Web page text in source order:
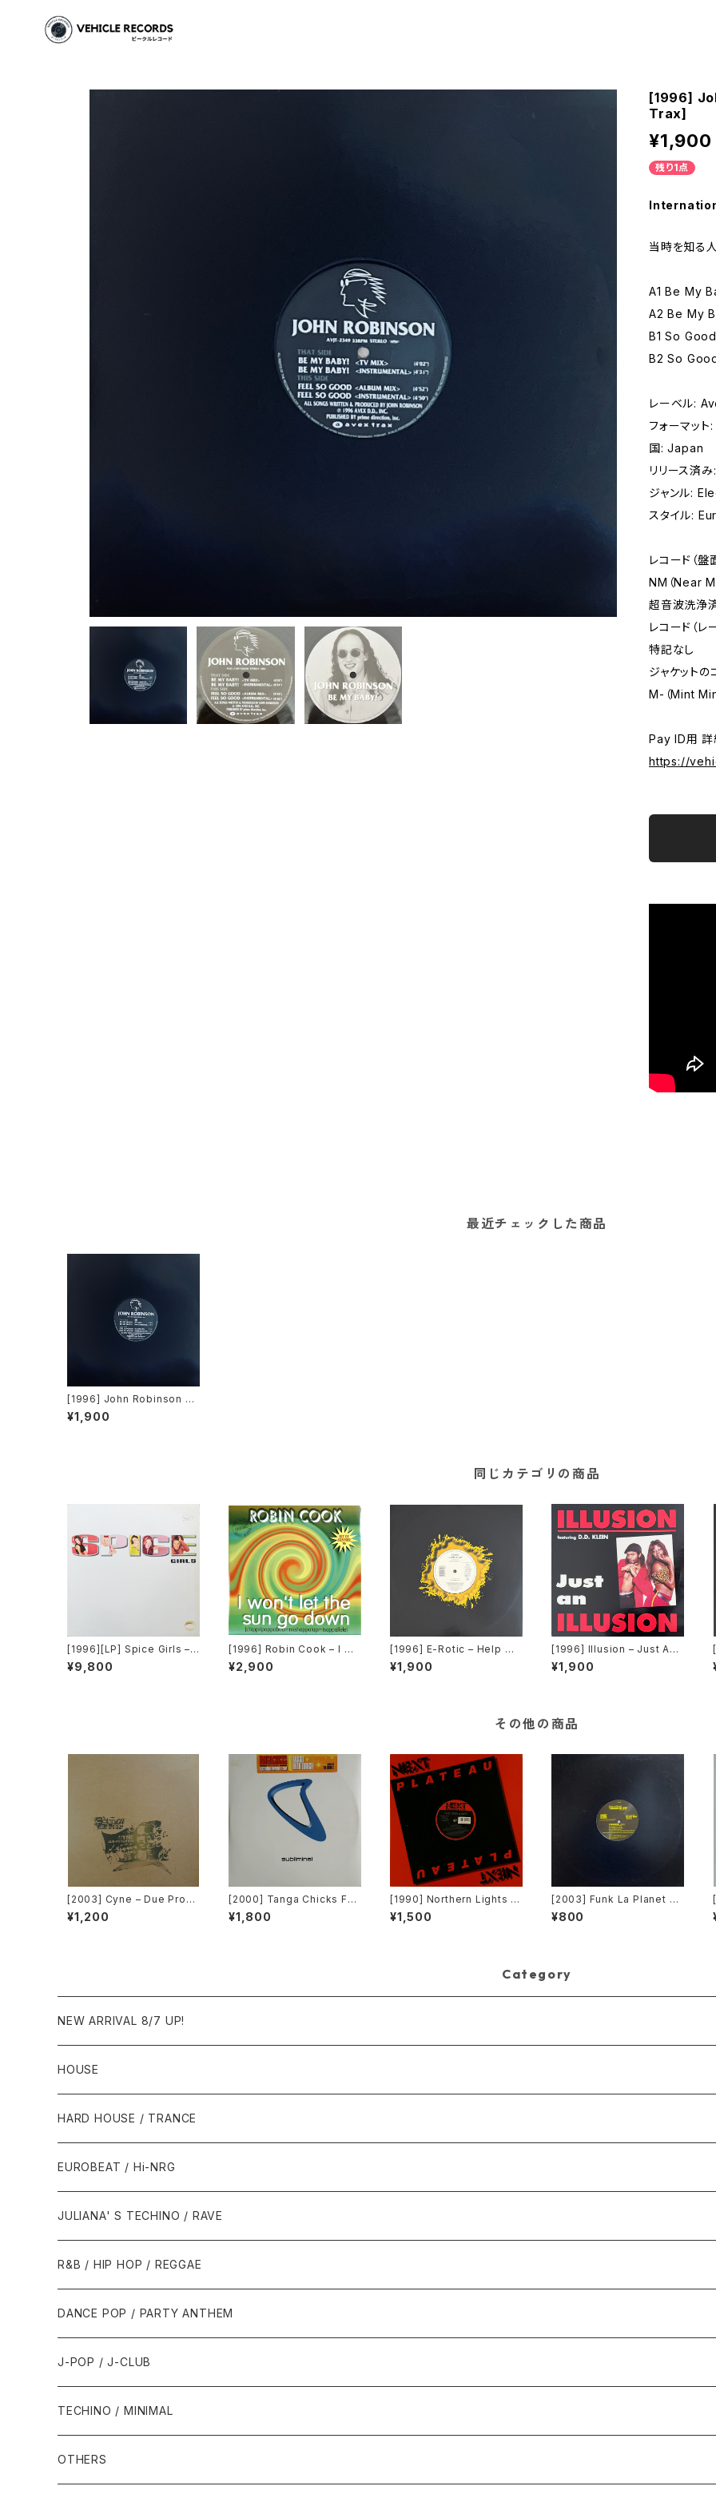
[1996]
Trax]
¥1,900
残り1点
当時を知る
A1 Be My
A2 Be My
B1 So
B2 So
レーベル:
フォーマッ
国: Japan
リリース済
ジャンル:
スタイル:
レコード（盤
NM（Near
超音波洗浄
レコード（レ
特記なし
ジャケットの
M-（Mint
Pay ID用 詳
https://
最近チェックした商品
[1996] John Robinson –
Be My Baby! [Avex Trax]
¥1,900
同じカテゴリの商品
[1996][LP] Spice Girls –
Spice [Virgin]
¥9,800
[1996] Robin Cook – I Wo
n't Let The Sun Go Down
[Musica Solare]
¥2,900
[1996] E-Rotic – Help Me
Dr. Dick [Blow Up / Interc
ord]
¥1,900
[1996] Illusion – Just An I
llusion [Dance Pool]
¥1,900
その他の商品
[2003] Cyne – Due Progr
ess [Botanica Del Jibar
o]
¥1,200
[2000] Tanga Chicks Fea
turing Dimitri & Tom – Bra
sil Over Zurich [Sublimin
¥1,800
[1990] Northern Lights –
Jet Lag [Next Plateau Re
cords Inc.]
¥1,500
[2003] Funk La Planet – Y
ou Gave Me Love (Funk
La Planet 008) [Funk La
¥800
Category
NEW ARRIVAL 8/7 UP!
HOUSE
1980年代
1987年・以前
1988年
1990年代
1990年
1991年
1996年
2000年代
2000年
2001年
2010年代
2010年
2011年
HARD HOUSE / TRANCE
1990年代
1994年・以前
1995年
2000年代
2000年
2001年
EUROBEAT / Hi-NRG
1980年代
1986年・以前
1987年
1990年代
1990年
1991年
2000年代
JULIANA' S TECHINO / RAVE
1990年代
1990年
1991年
2000年代
2000年
2001年
R&B / HIP HOP / REGGAE
1980年代
1985年・以前
1986年
1990年代
1990年
1991年
2000年代
2000年
DANCE POP / PARTY ANTHEM
1980年代
1988年・以前
1989年
1990年代
1990年
2000年代
J-POP / J-CLUB
1980年代
1990年代
TECHINO / MINIMAL
OTHERS